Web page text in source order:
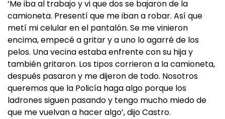
‘Me iba al trabajo y vi que dos se bajaron de la
camioneta. Presentí que me iban a robar. Así que
metí mi celular en el pantalón. Se me vinieron
encima, empecé a gritar y a uno lo agarré de los
pelos. Una vecina estaba enfrente con su hija y
también gritaron. Los tipos corrieron a la camioneta,
después pasaron y me dijeron de todo. Nosotros
queremos que la Policía haga algo porque los
ladrones siguen pasando y tengo mucho miedo de
que me vuelvan a hacer algo’, dijo Castro.